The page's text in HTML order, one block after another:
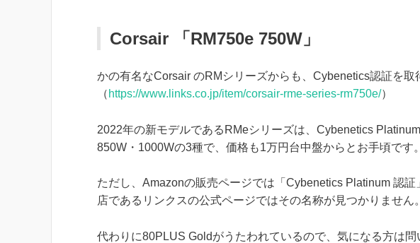
Corsair 「RM750e 750W」
かの有名なCorsair のRMシリーズからも、Cybenetics認証を取
（ https://www.links.co.jp/item/corsair-rme-series-rm750e/）
2022年の新モデルであるRMeシリーズは、Cybenetics
850W・1000Wの3種で、価格も1万円台中盤からとお手頃です。
ただし、Amazonの販売ページでは「Cybenetics Platinum 認
店であるリンクスの公式ページではその名称が見つかりません。
代わりに80PLUS Goldがうたわれているので、気になる方は問